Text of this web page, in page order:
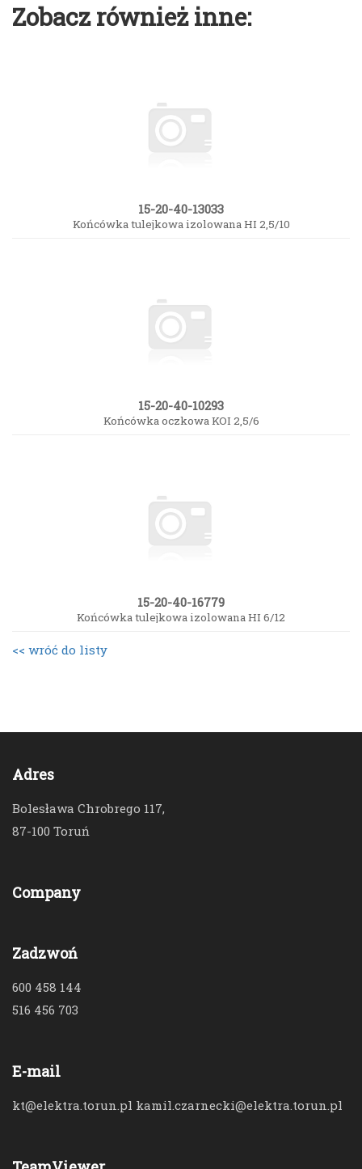
Zobacz również inne:
15-20-40-13033
Końcówka tulejkowa izolowana HI 2,5/10
15-20-40-10293
Końcówka oczkowa KOI 2,5/6
15-20-40-16779
Końcówka tulejkowa izolowana HI 6/12
<< wróć do listy
Adres
Bolesława Chrobrego 117,
87-100 Toruń
Company
Zadzwoń
600 458 144
516 456 703
E-mail
kt@elektra.torun.pl kamil.czarnecki@elektra.torun.pl